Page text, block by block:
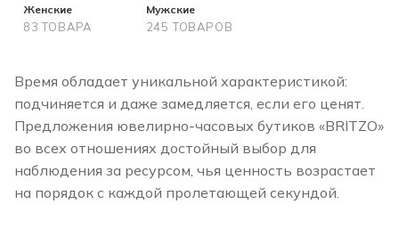
Женские
83 ТОВАРА
Мужские
245 ТОВАРОВ
Время обладает уникальной характеристикой:
подчиняется и даже замедляется, если его ценят.
Предложения ювелирно-часовых бутиков «BRITZO»
во всех отношениях достойный выбор для
наблюдения за ресурсом, чья ценность возрастает
на порядок с каждой пролетающей секундой.